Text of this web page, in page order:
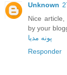
Unknown
Nice
by your
پونه مدیا
Responder